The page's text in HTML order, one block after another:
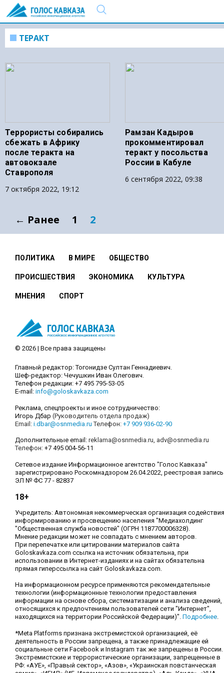
ТЕРАКТ
Террористы собирались
сбежать в Африку
после теракта на
автовокзале
Ставрополя
7 октября 2022, 19:12
Рамзан Кадыров
прокомментировал
теракт у посольства
России в Кабуле
6 сентября 2022, 09:38
← Ранее 1 2
ПОЛИТИКА В МИРЕ ОБЩЕСТВО
ПРОИСШЕСТВИЯ ЭКОНОМИКА КУЛЬТУРА
МНЕНИЯ СПОРТ
© 2026 | Все права защищены
Главный редактор: Тогонидзе Султан Геннадиевич.
Шеф-редактор: Чечушкин Иван Олегович.
Телефон редакции: +7 495 795-53-05
E-mail: info@goloskavkaza.com
Реклама, спецпроекты и иное сотрудничество:
Игорь Дбар (Руководитель отдела продаж)
Email: i.dbar@osnmedia.ru Телефон: +7 909 936-02-90
Дополнительные email: reklama@osnmedia.ru, adv@osnmedia.ru
Телефон: +7 495 004-56-11
Сетевое издание Информационное агентство "Голос Кавказа"
зарегистрировано Роскомнадзором 26.04.2022, реестровая запись
ЭЛ № ФС 77 - 82837
18+
Учредитель: Автономная некоммерческая организация содействия
информированию и просвещению населения "Медиахолдинг
"Общественная служба новостей" (ОГРН 1187700006328).
Мнение редакции может не совпадать с мнением авторов.
При перепечатке или цитировании материалов сайта
Goloskavkaza.com ссылка на источник обязательна, при
использовании в Интернет-изданиях и на сайтах обязательна
прямая гиперссылка на сайт Goloskavkaza.com.
На информационном ресурсе применяются рекомендательные
технологии (информационные технологии предоставления
информации на основе сбора, систематизации и анализа сведений,
относящихся к предпочтениям пользователей сети "Интернет",
находящихся на территории Российской Федерации)". Подробнее.
*Meta Platforms признана экстремистской организацией, её
деятельность в России запрещена, а также принадлежащие ей
социальные сети Facebook и Instagram так же запрещены в России.
Экстремистские и террористические организации, запрещенные в
РФ: «АУЕ», «Правый сектор», «Азов», «Украинская повстанческая